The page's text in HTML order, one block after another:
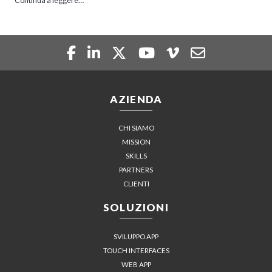
AZIENDA
CHI SIAMO
MISSION
SKILLS
PARTNERS
CLIENTI
SOLUZIONI
SVILUPPO APP
TOUCH INTERFACES
WEB APP